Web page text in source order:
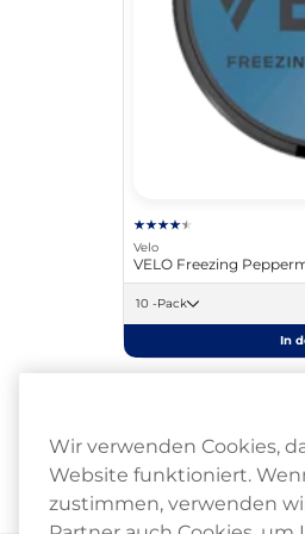
Velo
VELO Freezing
10 -Pack
In
Wir verwenden Cookies,
Website funktioniert.
zustimmen, verwenden